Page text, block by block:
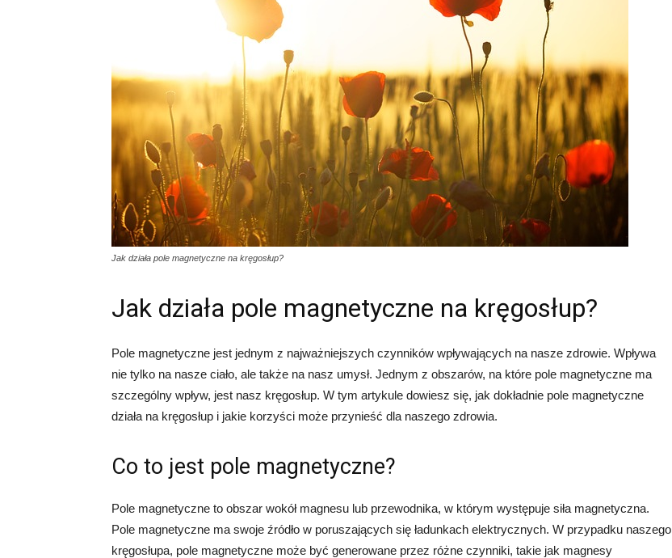
Jak działa pole magnetyczne na kręgosłup?
Jak działa pole magnetyczne na kręgosłup?
Pole magnetyczne jest jednym z najważniejszych czynników wpływających na nasze zdrowie. Wpływa
nie tylko na nasze ciało, ale także na nasz umysł. Jednym z obszarów, na które pole magnetyczne ma
szczególny wpływ, jest nasz kręgosłup. W tym artykule dowiesz się, jak dokładnie pole magnetyczne
działa na kręgosłup i jakie korzyści może przynieść dla naszego zdrowia.
Co to jest pole magnetyczne?
Pole magnetyczne to obszar wokół magnesu lub przewodnika, w którym występuje siła magnetyczna.
Pole magnetyczne ma swoje źródło w poruszających się ładunkach elektrycznych. W przypadku naszego
kręgosłupa, pole magnetyczne może być generowane przez różne czynniki, takie jak magnesy